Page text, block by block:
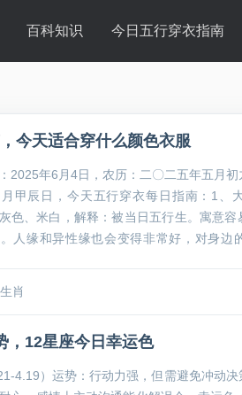
百科知识 今日五行穿衣指南
今天适合穿什么颜色衣服
2025年6月4日，农历：二〇二五年五月初
甲辰日，今天五行穿衣每日指南：1、
色、米白，解释：被当日五行生。寓意
人缘和异性缘也会变得非常好，对身边
肖
，12星座今日幸运色
4.19）运势：行动力强，但需避免冲动